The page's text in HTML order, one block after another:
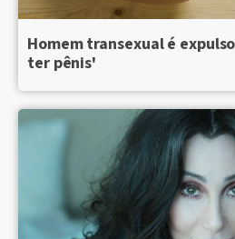
Homem transexual é
ter pênis'